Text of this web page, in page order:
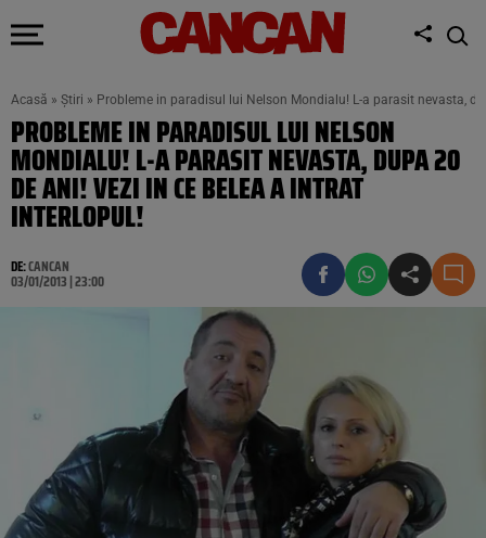
Acasă » Știri » Probleme in paradisul lui Nelson Mondialu! L-a parasit nevasta,
PROBLEME IN PARADISUL LUI NELSON
MONDIALU! L-A PARASIT NEVASTA, DUPA 20
DE ANI! VEZI IN CE BELEA A INTRAT
INTERLOPUL!
DE:CANCAN
03/01/2013 | 23:00